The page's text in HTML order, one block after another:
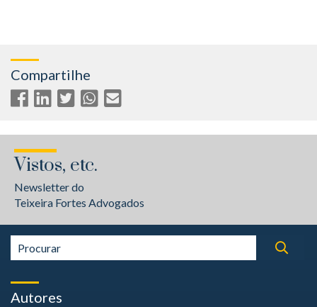
Compartilhe
Vistos, etc.
Newsletter do
Teixeira Fortes Advogados
Autores